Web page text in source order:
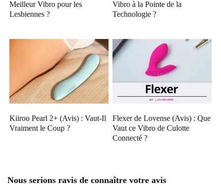
Meilleur Vibro pour les
Lesbiennes ?
Vibro à la Pointe de la
Technologie ?
Kiiroo Pearl 2+ (Avis) : Vaut-Il
Vraiment le Coup ?
Flexer de Lovense (Avis) : Que
Vaut ce Vibro de Culotte
Connecté ?
Nous serions ravis de connaître votre avis